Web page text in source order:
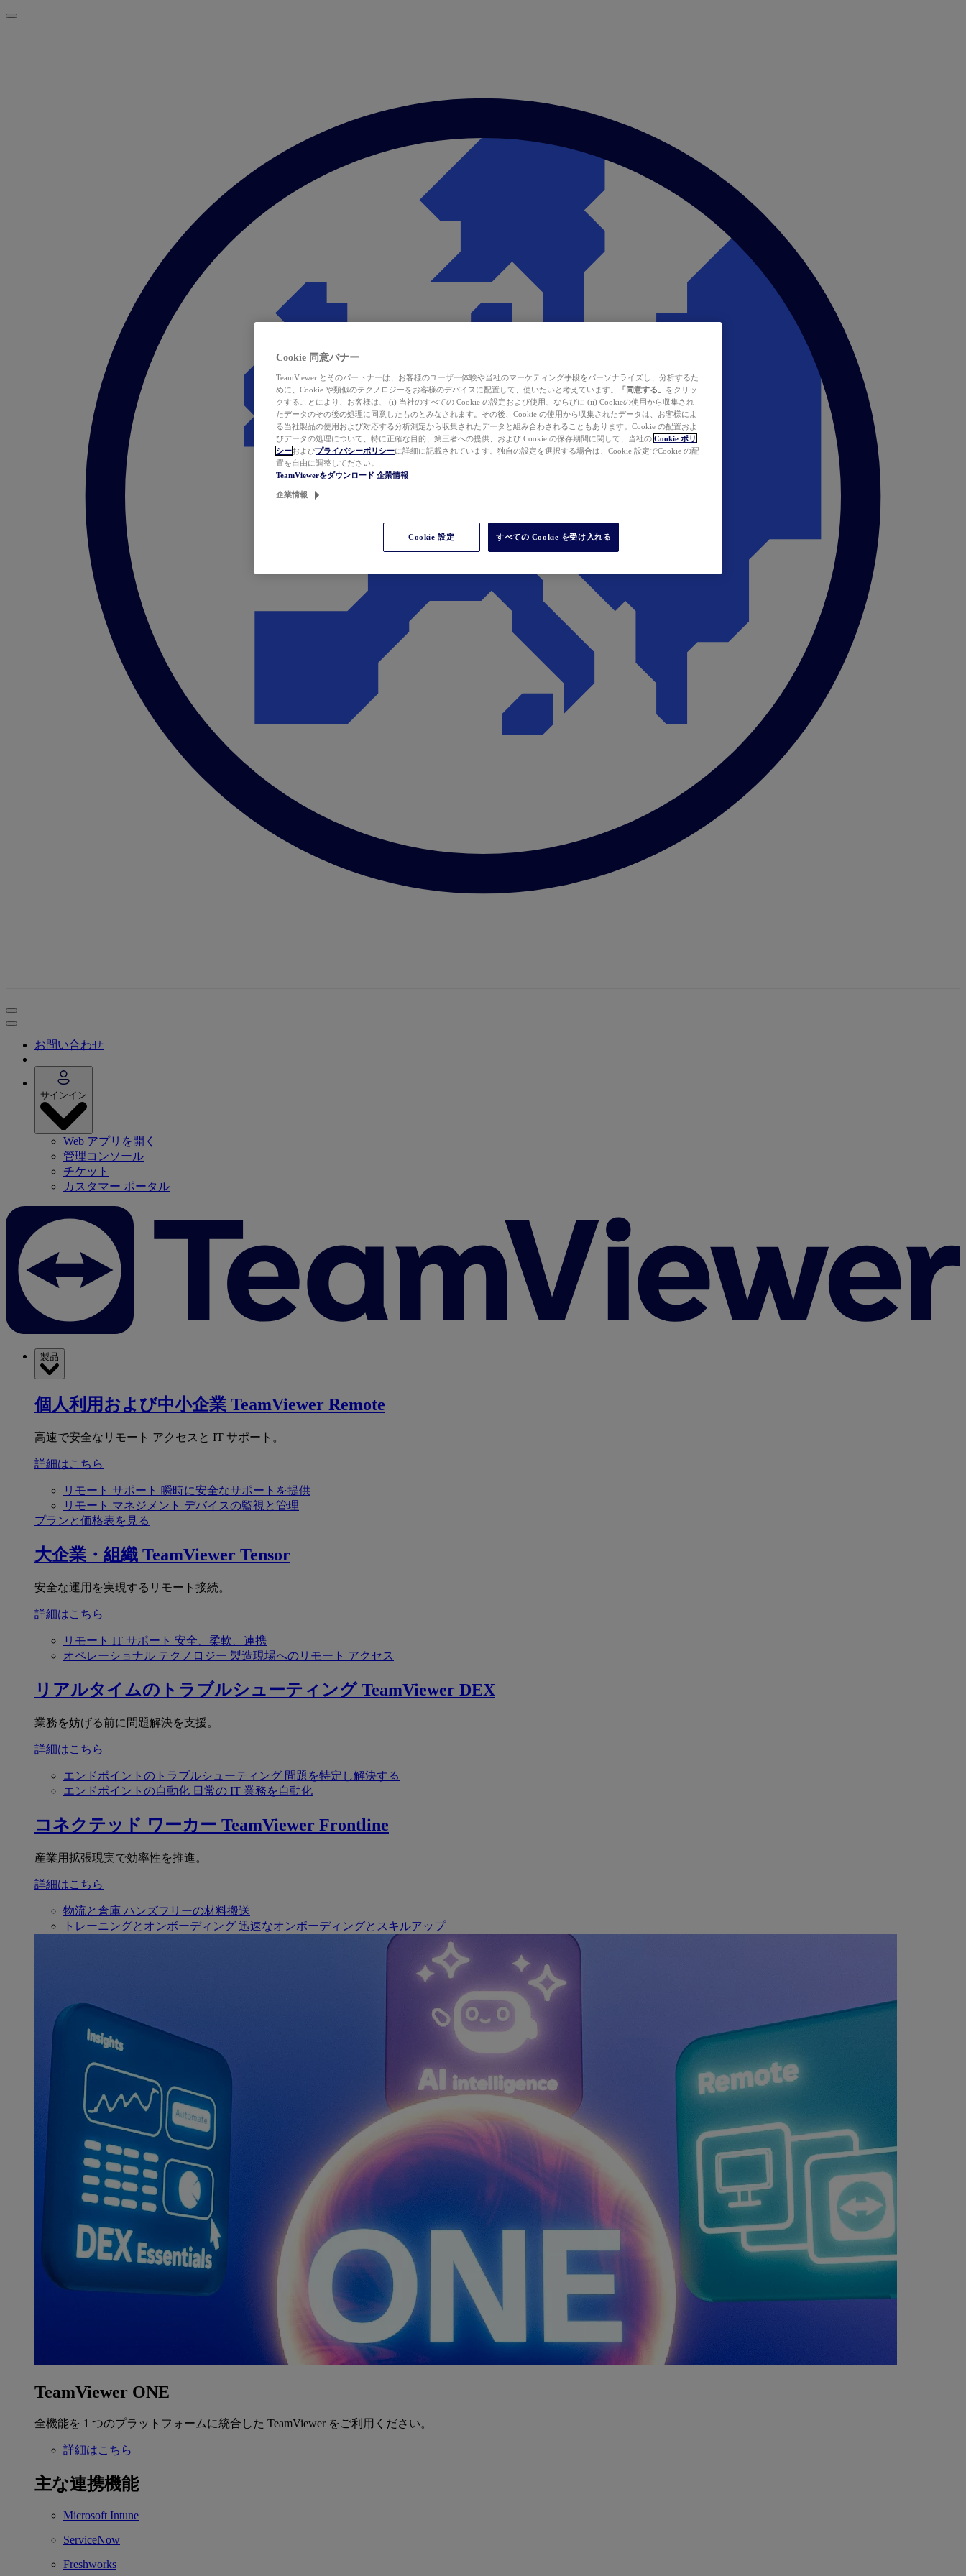
お問い合わせ
サインイン
Web アプリを開く
管理コンソール
チケット
カスタマー ポータル
製品
個人利用および中小企業 TeamViewer Remote
高速で安全なリモート アクセスと IT サポート。
詳細はこちら
リモート サポート 瞬時に安全なサポートを提供
リモート マネジメント デバイスの監視と管理
プランと価格表を見る
大企業・組織 TeamViewer Tensor
安全な運用を実現するリモート接続。
詳細はこちら
リモート IT サポート 安全、柔軟、連携
オペレーショナル テクノロジー 製造現場へのリモート アクセス
リアルタイムのトラブルシューティング TeamViewer DEX
業務を妨げる前に問題解決を支援。
詳細はこちら
エンドポイントのトラブルシューティング 問題を特定し解決する
エンドポイントの自動化 日常の IT 業務を自動化
コネクテッド ワーカー TeamViewer Frontline
産業用拡張現実で効率性を推進。
詳細はこちら
物流と倉庫 ハンズフリーの材料搬送
トレーニングとオンボーディング 迅速なオンボーディングとスキルアップ
TeamViewer ONE
全機能を 1 つのプラットフォームに統合した TeamViewer をご利用ください。
詳細はこちら
主な連携機能
Microsoft Intune
ServiceNow
Freshworks
Cookie 同意バナー
TeamViewer とそのパートナーは、お客様のユーザー体験や当社のマーケティング手段をパーソナライズし、分析するた
めに、Cookie や類似のテクノロジーをお客様のデバイスに配置して、使いたいと考えています。
「同意する」 をクリッ
クすることにより、お客様は、 (i) 当社のすべての Cookie の設定および使用、ならびに (ii) Cookieの使用から収集され
たデータのその後の処理に同意したものとみなされます。その後、Cookie の使用から収集されたデータは、お客様によ
る当社製品の使用および対応する分析測定から収集されたデータと組み合わされることもあります。Cookie の配置およ
びデータの処理について、特に正確な目的、第三者への提供、および Cookie の保存期間に関して、当社の Cookie ポリ
シーおよびプライバシーポリシーに詳細に記載されています。独自の設定を選択する場合は、Cookie 設定でCookie の配
置を自由に調整してださい。
TeamViewerをダウンロード 企業情報
企業情報
Cookie 設定 すべての Cookie を受け入れる